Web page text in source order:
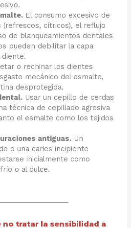
El consumo excesivo de
(refrescos, cítricos), el reflujo
de blanqueamientos dentales
pueden debilitar la capa
o rechinar los dientes
mecánico del esmalte,
desprotegida.
Usar un cepillo de cerdas
técnica de cepillado agresiva
el esmalte como los tejidos
antiguas. Un
o una caries incipiente
inicialmente como
o al dulce.
no tratar la sensibilidad a